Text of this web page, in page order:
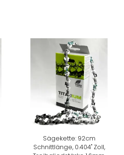
Sägekette: 92cm
Schnittlänge, 0.404" Zoll,